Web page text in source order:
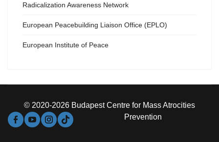
Radicalization Awareness Network
European Peacebuilding Liaison Office (EPLO)
European Institute of Peace
© 2020-2026 Budapest Centre for Mass Atrocities
Prevention